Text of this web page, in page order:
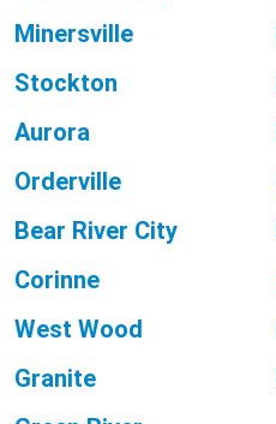
Minersville
Stockton
Aurora
Orderville
Bear River City
Corinne
West Wood
Granite